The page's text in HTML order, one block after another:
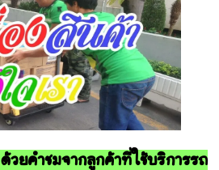
วยคำชมจากลูกค้าที่ใช้บริการรถ